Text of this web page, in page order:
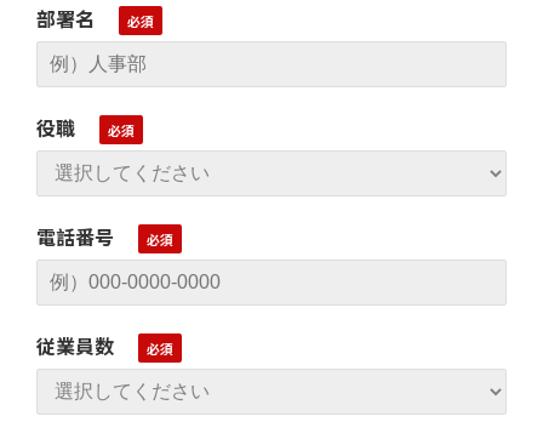
部署名
役職
電話番号
従業員数